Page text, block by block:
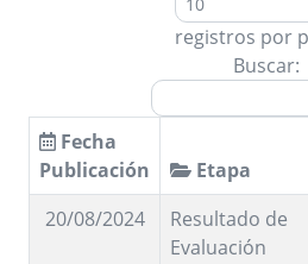
registros por
Buscar:
Fecha
Publicación
Etapa
20/08/2024
Resultado de
Evaluación